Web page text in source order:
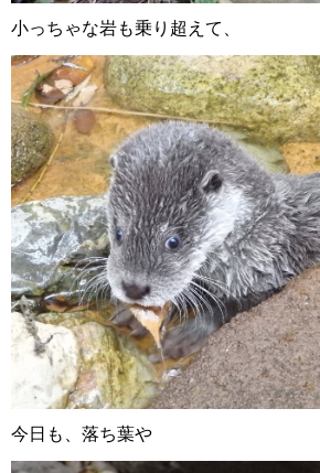
小っちゃな岩も乗り超えて、
今日も、落ち葉や